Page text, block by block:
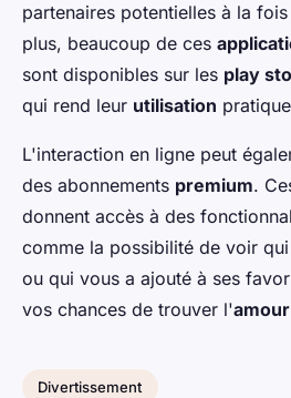
partenaires potentielles à la
plus, beaucoup de ces
sont disponibles sur les play
qui rend leur utilisation
L'interaction en ligne peut
des abonnements premium.
donnent accès à des
comme la possibilité de voir
ou qui vous a ajouté à ses
vos chances de trouver l'amour
Divertissement